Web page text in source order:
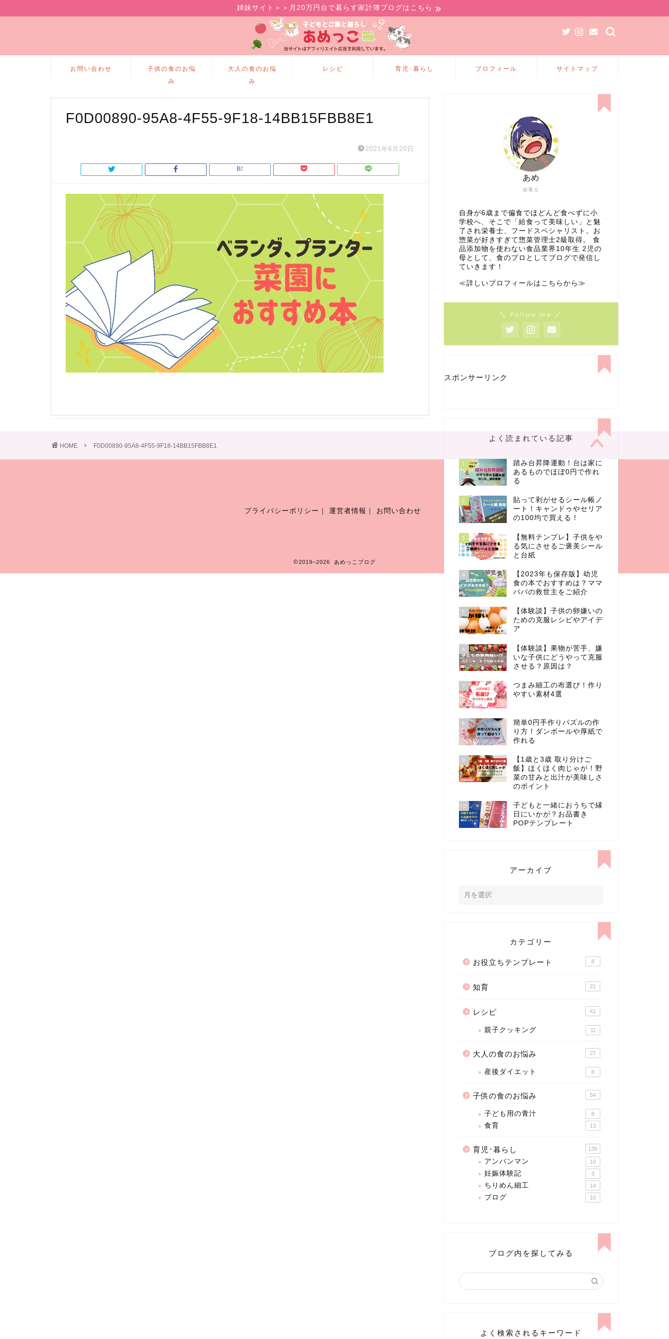
姉妹サイト＞＞月20万円台で暮らす家計簿ブログはこちら
お問い合わせ
子供の食のお悩
み
大人の食のお悩
み
レシピ 育児･暮らし プロフィール サイトマップ
F0D00890-95A8-4F55-9F18-14BB15FBB8E1
2021年6月20日
栄養士
あめ
自身が6歳まで偏食でほどんど食べずに小
学校へ、そこで「給食って美味しい」と魅
了され栄養士、フードスペシャリスト。お
惣菜が好きすぎて惣菜管理士2級取得。 食
品添加物を使わない食品業界10年生 2児の
母として、食のプロとしてブログで発信し
ていきます！
≪詳しいプロフィールはこちらから≫
＼ Follow me ／
スポンサーリンク
よく読まれている記事
1
踏み台昇降運動！台は家に
あるものでほぼ0円で作れ
る
2
貼って剥がせるシール帳ノ
ート！キャンドゥやセリア
の100均で買える！
3
【無料テンプレ】子供をや
る気にさせるご褒美シール
と台紙
4
【2023年も保存版】幼児
食の本でおすすめは？ママ
パパの救世主をご紹介
5
【体験談】子供の卵嫌いの
ための克服レシピやアイデ
ア
6
【体験談】果物が苦手、嫌
いな子供にどうやって克服
させる？原因は？
7
つまみ細工の布選び！作り
やすい素材4選
8
簡単0円手作りパズルの作
り方！ダンボールや厚紙で
作れる
9
【1歳と3歳 取り分けご
飯】ほくほく肉じゃが！野
菜の甘みと出汁が美味しさ
のポイント
10
子どもと一緒におうちで縁
日にいかが？お品書き
POPテンプレート
アーカイブ
カテゴリー
お役立ちテンプレート 8
知育 21
レシピ 41
親子クッキング 11
大人の食のお悩み 27
産後ダイエット 8
子供の食のお悩み 54
子ども用の青汁 8
食育 13
育児･暮らし 136
アンパンマン 10
妊娠体験記 3
ちりめん細工 14
ブログ 10
ブログ内を探してみる
よく検索されるキーワード
HOME F0D00890-95A8-4F55-9F18-14BB15FBB8E1
プライバシーポリシー ｜ 運営者情報 ｜ お問い合わせ
2019–2026 あめっこブログ